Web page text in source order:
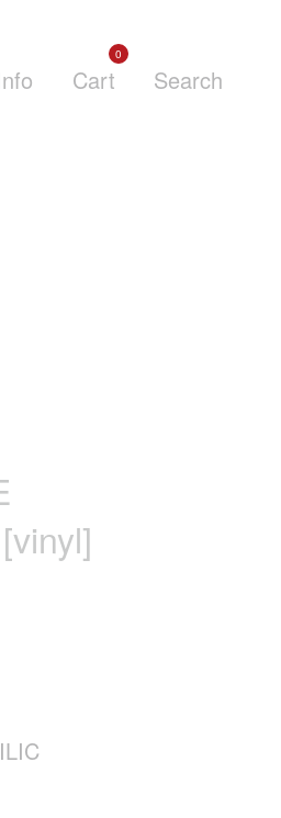
Cart
0
Search